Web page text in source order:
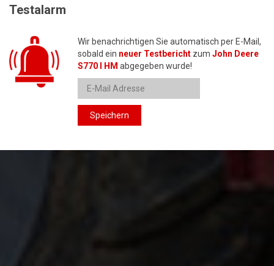
Testalarm
Wir benachrichtigen Sie automatisch per E-Mail,
sobald ein neuer Testbericht zum John Deere
S770 I HM abgegeben wurde!
Speichern